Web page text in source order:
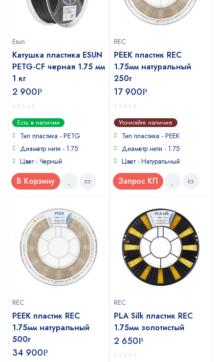
Esun
Катушка пластика ESUN
PETG-CF черная 1.75 мм
1 кг
2 900Р
0
out
of
Есть в наличии
Тип пластика - PETG
Диаметр нити - 1.75
Цвет - Черный
В Корзину
REC
PEEK пластик REC
1.75мм натуральный
250г
17 900Р
0
out
of
Уточняйте наличие
Тип пластика - PEEK
Диаметр нити - 1.75
Цвет - Натуральный
Запрос КП
REC
PEEK пластик REC
1.75мм натуральный
500г
34 900Р
REC
PLA Silk пластик REC
1.75мм золотистый
2 650Р